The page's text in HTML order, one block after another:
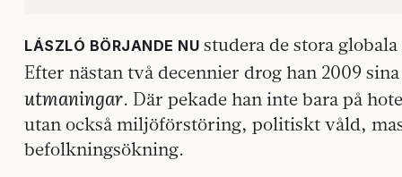
LÁSZLÓ BÖRJANDE NU studera de stora
Efter nästan två decennier drog han 2009
utmaningar. Där pekade han inte bara på
utan också miljöförstöring, politiskt våld,
befolkningsökning.